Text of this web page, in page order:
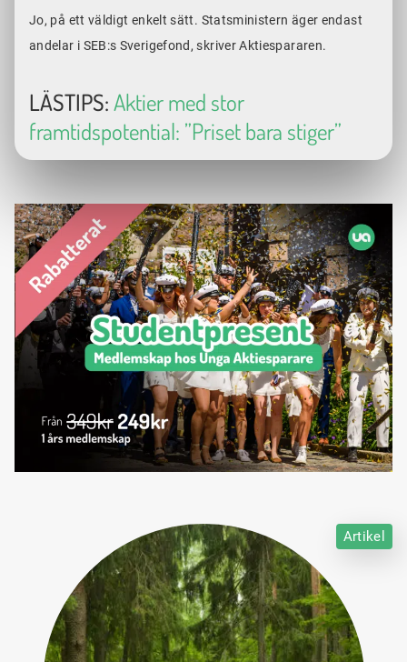
Jo, på ett väldigt enkelt sätt. Statsministern äger endast
andelar i SEB:s Sverigefond, skriver Aktiespararen.
LÄSTIPS:Aktier med stor
framtidspotential: ”Priset bara stiger”
Artikel